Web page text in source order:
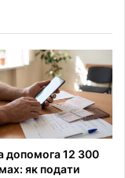
допомога 12 300
як подати